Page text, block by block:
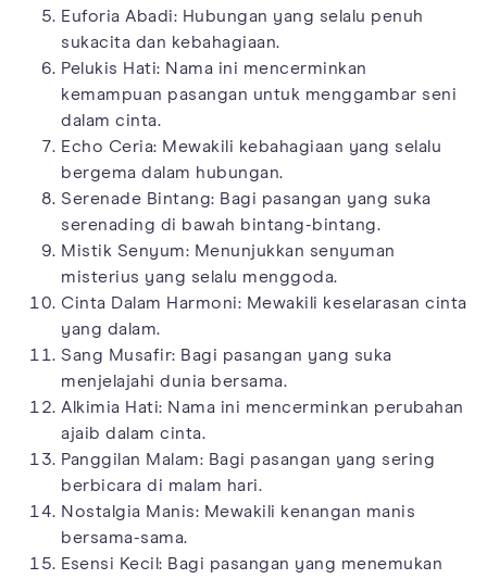
Euforia Abadi: Hubungan yang selalu penuh
sukacita dan kebahagiaan.
Pelukis Hati: Nama ini mencerminkan
kemampuan pasangan untuk menggambar seni
dalam cinta.
Echo Ceria: Mewakili kebahagiaan yang selalu
bergema dalam hubungan.
Serenade Bintang: Bagi pasangan yang suka
serenading di bawah bintang-bintang.
Mistik Senyum: Menunjukkan senyuman
misterius yang selalu menggoda.
Cinta Dalam Harmoni: Mewakili keselarasan cinta
yang dalam.
Sang Musafir: Bagi pasangan yang suka
menjelajahi dunia bersama.
Alkimia Hati: Nama ini mencerminkan perubahan
ajaib dalam cinta.
Panggilan Malam: Bagi pasangan yang sering
berbicara di malam hari.
Nostalgia Manis: Mewakili kenangan manis
bersama-sama.
Esensi Kecil: Bagi pasangan yang menemukan